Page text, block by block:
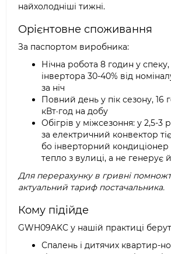
найхолодніші тижні.
Орієнтовне споживання
За паспортом виробника:
Нічна робота 8 годин у
інвертора 30-40% від
за ніч
Повний день у пік сезону, 16
кВт·год на добу
Обігрів у міжсезоння: у 2,5-3
за електричний конвектор
бо інверторний
тепло з вулиці, а не генерує
Для перерахунку в гривні
актуальний тариф постачальника.
Кому підійде
GWH09AKC у нашій практиці
Спалень і дитячих квартир-